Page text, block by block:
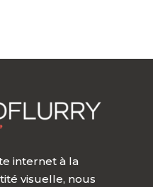
internet à la
visuelle, nous